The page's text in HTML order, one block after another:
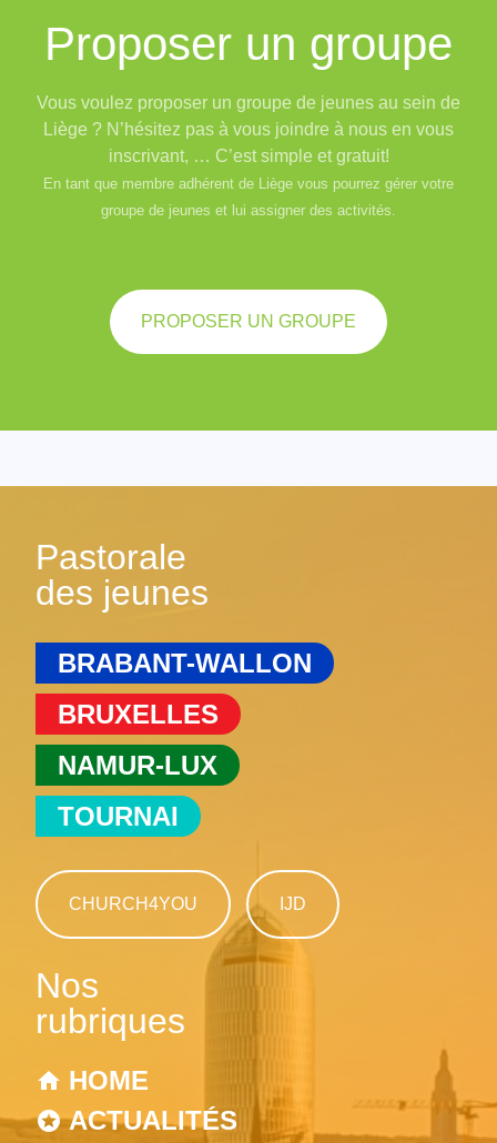
Proposer un groupe
Vous voulez proposer un groupe de jeunes au sein de
Liège ? N’hésitez pas à vous joindre à nous en vous
inscrivant, … C’est simple et gratuit!
En tant que membre adhérent de Liège vous pourrez gérer votre
groupe de jeunes et lui assigner des activités.
PROPOSER UN GROUPE
Pastorale
des jeunes
BRABANT-WALLON
BRUXELLES
NAMUR-LUX
TOURNAI
CHURCH4YOU IJD
Nos
rubriques
HOME
ACTUALITÉS